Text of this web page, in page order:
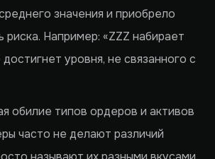
значения и приобрело
риска. Например: «ZZZ набирает
уровня, не связанного с
обилие типов ордеров и активов
часто не делают различий